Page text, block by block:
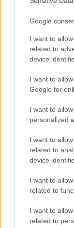
Google
I want to
related to
device
I want to
Google for
I want to
personalized
I want to
related to
device
I want to
related to
I want to
related to
como fiebre,
el destino de sus...
VIAJES
Cómo evitar
seguros y qué